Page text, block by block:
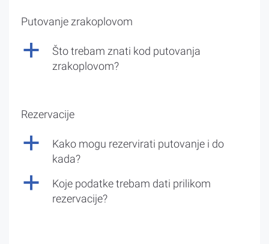
Putovanje zrakoplovom
a
Što trebam znati kod putovanja
zrakoplovom?
Rezervacije
a
Kako mogu rezervirati putovanje i do
kada?
a
Koje podatke trebam dati prilikom
rezervacije?